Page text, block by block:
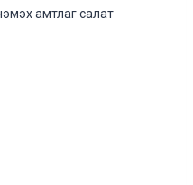
амтлаг салат